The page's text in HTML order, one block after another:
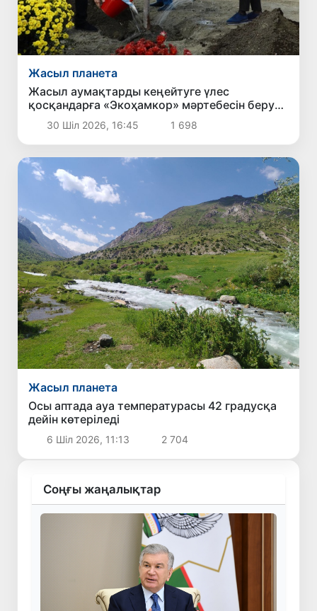
Жасыл планета
Жасыл аумақтарды кеңейтуге үлес
қосқандарға «Экоҳамкор» мәртебесін беру
көзделуде
30 Шіл 2026, 16:45 1 698
Жасыл планета
Осы аптада ауа температурасы 42 градусқа
дейін көтеріледі
6 Шіл 2026, 11:13 2 704
Соңғы жаңалықтар